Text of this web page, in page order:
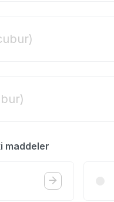
maddeler